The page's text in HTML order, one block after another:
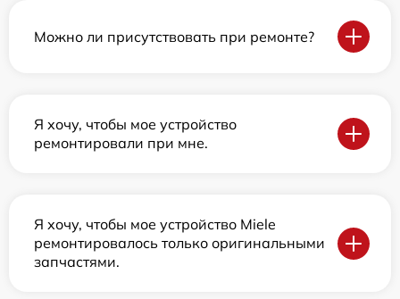
Можно ли присутствовать при ремонте?
Я хочу, чтобы мое устройство
ремонтировали при мне.
Я хочу, чтобы мое устройство Miele
ремонтировалось только оригинальными
запчастями.